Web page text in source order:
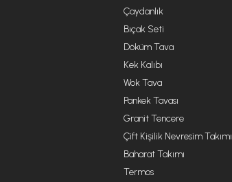
Çaydanlık
Bıçak Seti
Döküm Tava
Kek Kalıbı
Wok Tava
Pankek Tavası
Granit Tencere
Çift Kişilik Nevresim Takımı
Baharat Takımı
Termos